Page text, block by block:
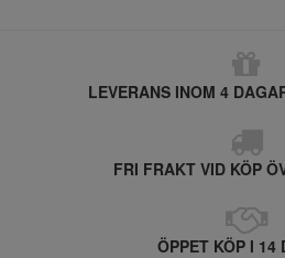
LEVERANS INOM 4
FRI FRAKT VID KÖP
ÖPPET KÖP I 14